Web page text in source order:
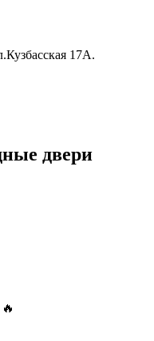
17А.
двери